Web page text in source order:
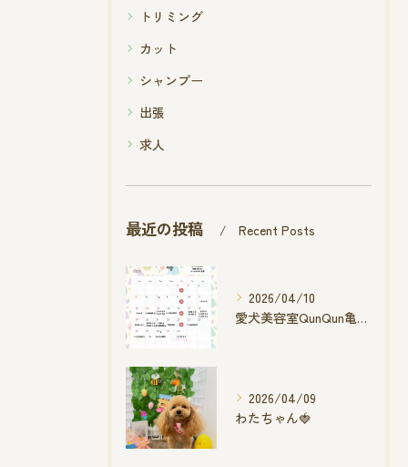
トリミング
カット
シャンプー
出張
求人
最近の投稿 Recent Posts
2026/04/10
愛犬美容室QunQun亀山エコー店
2026/04/09
わたちゃん🍓